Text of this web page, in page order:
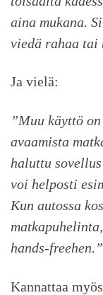
aina mukana.
viedä rahaa tai
Ja vielä:
”Muu käyttö
avaamista
haluttu
voi helposti
Kun autossa
hands-freehen.”
Kannattaa